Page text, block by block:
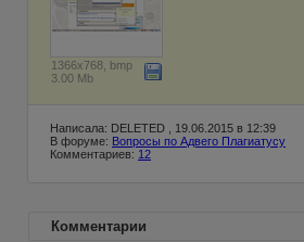
1366x768, bmp
3.00 Mb
Написала: DELETED , 19.06.2015 в 12:39
В форуме: Вопросы по Адвего Плагиатусу
Комментариев: 12
Комментарии